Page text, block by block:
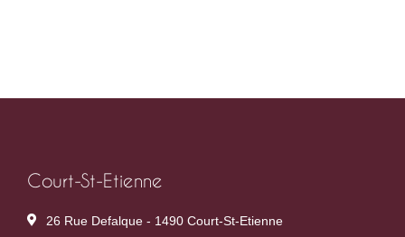
Court-St-Etienne
26 Rue Defalque - 1490 Court-St-Etienne